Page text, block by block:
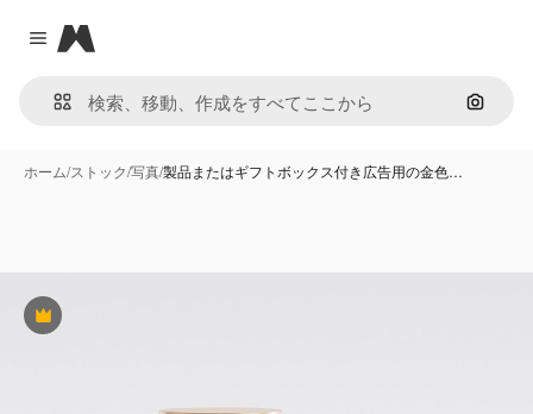
Close menu
Magnific
画像で
ホーム/ストック/写真/製品またはギフトボックス付き広告用の金色…
Premium